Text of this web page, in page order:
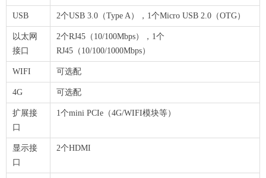
USB 2个USB 3.0（Type A），1个Micro USB 2.0（OTG）
以太网
接口
2个RJ45（10/100Mbps），1个
RJ45（10/100/1000Mbps）
WIFI 可选配
4G 可选配
扩展接
口
1个mini PCIe（4G/WIFI模块等）
显示接
口
2个HDMI